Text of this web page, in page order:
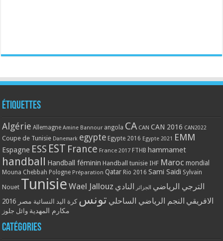
Étiquettes
Algérie Allemagne Amine Bannour angola CA CAN CAN 2016 CAN2022
Coupe de Tunisie Danemark egypte Egypte 2016 Egypte 2021 EMM
Espagne ESS EST France France 2017 FTHB hammamet
handball Handball féminin Handball tunisie IHF Maroc mondial
Mouna Chebbah Pologne Préparation Qatar Rio 2016 Sami Saidi Sylvain
Nouet Tunisie Wael Jallouz الترجي الرياضي الجزائر النادي
الافريقي النجم الرياضي الساحلي تونس كرة اليد النسائية مصر 2016
مكارم المهدية وائل جلوز
Catégories